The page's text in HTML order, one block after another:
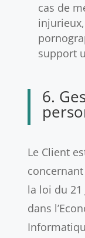
cas de
support
6.
Le Client
la loi du 21
dans